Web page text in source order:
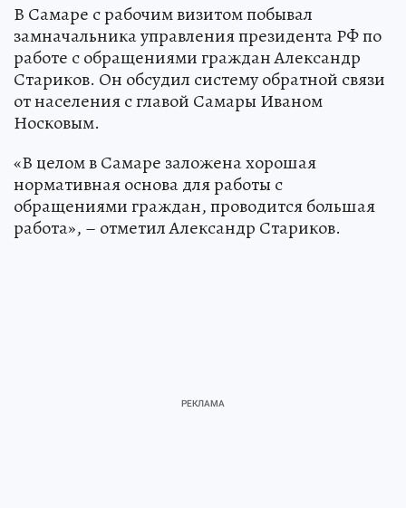
В Самаре с рабочим визитом побывал
замначальника управления президента РФ по
работе с обращениями граждан Александр
Стариков. Он обсудил систему обратной связи
от населения с главой Самары Иваном
Носковым.
«В целом в Самаре заложена хорошая
нормативная основа для работы с
обращениями граждан, проводится большая
работа», – отметил Александр Стариков.